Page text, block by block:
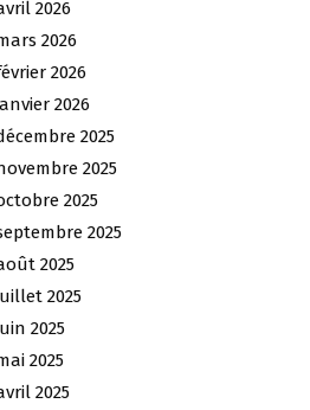
2026
2026
2026
2026
2025
2025
2025
2025
2025
2025
2025
2025
2025